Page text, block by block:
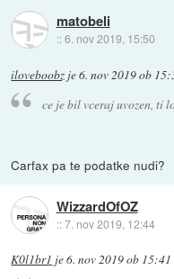
matobeli
::6. nov 2019, 15:50
iloveboobz je6. nov 2019 ob
ce je bil vceraj uvozen, ti
Carfax pa te podatke nudi?
WizzardOfOZ
::7. nov 2019, 12:44
K0l1br1 je6. nov 2019 ob 15:41